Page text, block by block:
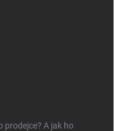
prodejce? A jak ho